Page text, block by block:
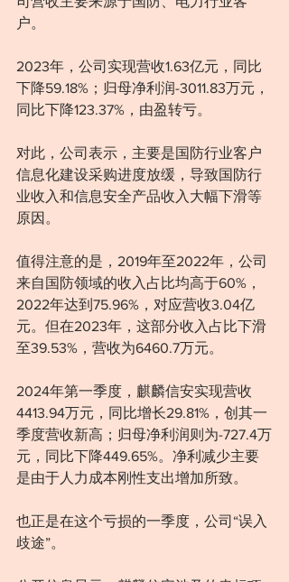
户。
2023年，公司实现营收1.63亿元，同比
下降59.18%；归母净利润-3011.83万元，
同比下降123.37%，由盈转亏。
对此，公司表示，主要是国防行业客户
信息化建设采购进度放缓，导致国防行
业收入和信息安全产品收入大幅下滑等
原因。
值得注意的是，2019年至2022年，公司
来自国防领域的收入占比均高于60%，
2022年达到75.96%，对应营收3.04亿
元。但在2023年，这部分收入占比下滑
至39.53%，营收为6460.7万元。
2024年第一季度，麒麟信安实现营收
4413.94万元，同比增长29.81%，创其一
季度营收新高；归母净利润则为-727.4万
元，同比下降449.65%。净利减少主要
是由于人力成本刚性支出增加所致。
也正是在这个亏损的一季度，公司“误入
歧途”。